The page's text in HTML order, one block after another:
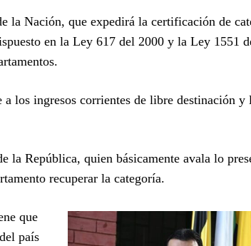
la Nación, que expedirá la certificación de
en la Ley 617 del 2000 y la Ley 1551
los ingresos corrientes de libre destinación y
la República, quien básicamente avala lo
recuperar la categoría.
que
país